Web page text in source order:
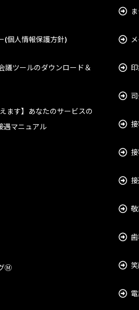
(個人情報保護方針)
議ツールのダウンロード＆
ます】あなたのサービスの
遇マニュアル
Ⓜ︎